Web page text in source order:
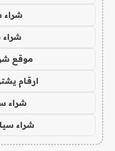
شراء
شراء
موقع
ارقام
شراء
شراء